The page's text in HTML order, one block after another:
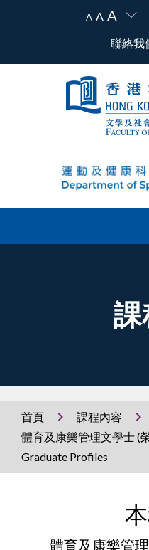
A A A
聯絡我
課
首頁 課程內容
體育及康樂管理文學士 (
Graduate Profiles
體育及康樂管